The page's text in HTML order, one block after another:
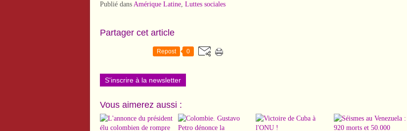
Publié dans Amérique Latine, Luttes sociales
Partager cet article
Repost 0
S'inscrire à la newsletter
Vous aimerez aussi :